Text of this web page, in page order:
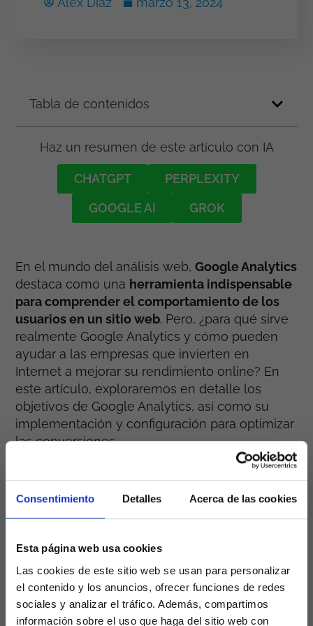
Consentimiento Detalles Acerca de las cookies
Esta página web usa cookies
Las cookies de este sitio web se usan para personalizar
el contenido y los anuncios, ofrecer funciones de redes
sociales y analizar el tráfico. Además, compartimos
información sobre el uso que haga del sitio web con
Tabla de contenidos
Haz un resumen de este artículo con IA
CHATGPT
PERPLEXITY
GOOGLE AI
GROK
En el mundo del análisis web,Google Analytics
destaca como una herramienta indispensable
para comprender el comportamiento de los
usuarios en un sitio web. Pero, ¿para qué sirve
realmente Google Analytics y cómo pueden
ayudar a las empresas que invierten en
Internet a mejorar su rendimiento online? En
este artículo, exploraremos en detalle los
objetivos de Google Analytics, así como su
implementación y configuración para optimizar
las conversiones.
¿Qué es Google
Analytics y para qué
sirve?
Google Analytics es una poderosa plataforma